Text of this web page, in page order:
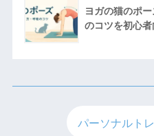
ヨガの猫のポ
のコツを初心
パーソナルト